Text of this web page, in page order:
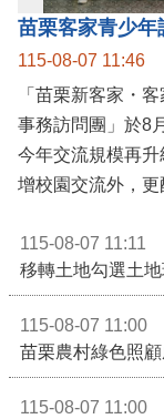
115-08-07 11:46
「苗栗新客家・
事務訪問團」於8
今年交流規模再
115-08-07 11:11
115-08-07 11:00
115-08-07 11:00